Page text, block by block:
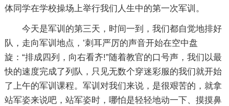
体同学在学校操场上举行我们人生中的第一次军训。
今天是军训的第三天，时间一到，我们都自觉地排好
队，走向军训地点，’刺耳严厉的声音开始在空中盘
旋：“排成四列，向右看齐!”随着教官的口号声，我们以最
快的速度完成了列队，只见无数个穿迷彩服的我们就开始
了上午的军训课程。军训对我们来说，是很艰苦的，就拿
站军姿来说吧，站军姿时，哪怕是轻轻地动一下、摸摸鼻